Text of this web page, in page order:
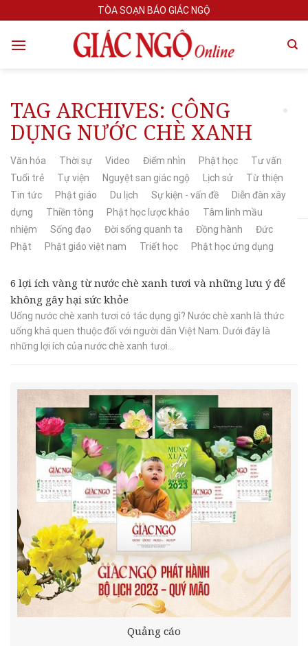
to
content
TÒA SOẠN BÁO GIÁC NGỘ
TAG ARCHIVES: CÔNG
DỤNG NƯỚC CHÈ XANH
Văn hóa Thời sự Video Điểm nhìn Phật học
Tư vấn
Tuổi trẻ
Tự viện Nguyệt san giác ngộ Lịch sử
Từ thiện
Tin tức
Phật giáo Du lịch Sự kiện - vấn đề
Diễn đàn xây
dựng
Thiền tông Phật học lược khảo
Tâm linh mầu
nhiệm
Sống đạo Đời sống quanh ta Đồng hành
Đức
Phật
Phật giáo việt nam Triết học Phật học ứng dụng
6 lợi ích vàng từ nước chè xanh tươi và những lưu ý để
không gây hại sức khỏe
Uống nước chè xanh tươi có tác dụng gì? Nước chè xanh là thức
uống khá quen thuộc đối với người dân Việt Nam. Dưới đây là
những lợi ích của nước chè xanh tươi...
Quảng cáo